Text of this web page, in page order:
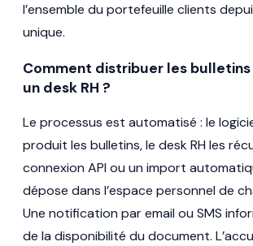
l’ensemble du portefeuille clients
unique.
Comment distribuer les bulletins
un desk RH ?
Le processus est automatisé : le
produit les bulletins, le desk RH les
connexion API ou un import
dépose dans l’espace personnel de
Une notification par email ou SMS
de la disponibilité du document.